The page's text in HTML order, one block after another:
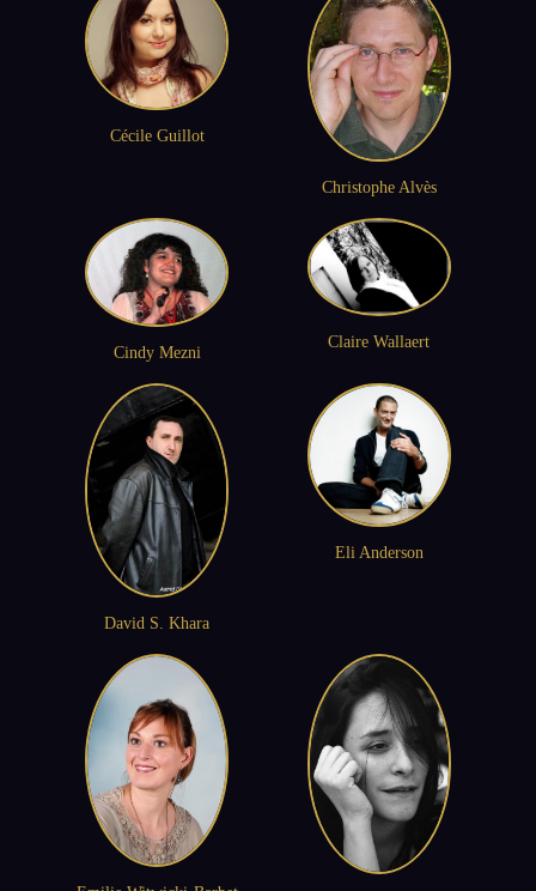
Cécile Guillot
Christophe Alvès
Cindy Mezni
Claire Wallaert
David S. Khara
Eli Anderson